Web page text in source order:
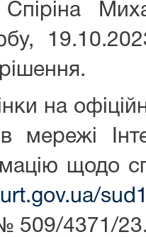
Спіріна
на
мережі
щодо
509/4371/